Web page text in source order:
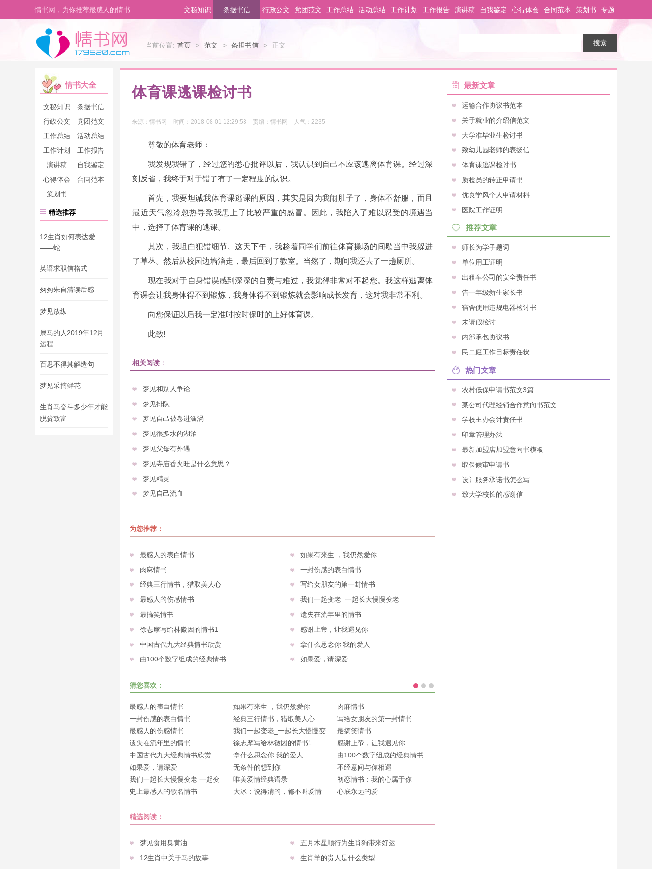
情书网，为你推荐最感人的情书 文秘知识 条据书信 行政公文 党团范文 工作总结 活动总结 工作计划 工作报告 演讲稿 自我鉴定 心得体会 合同范本 策划书 专题
当前位置: 首页 > 范文 > 条据书信 > 正文
情书大全
文秘知识
条据书信
行政公文
党团范文
工作总结
活动总结
工作计划
工作报告
演讲稿
自我鉴定
心得体会
合同范本
策划书
精选推荐
12生肖如何表达爱
——蛇
英语求职信格式
匆匆朱自清读后感
梦见放纵
属马的人2019年12月
运程
百思不得其解造句
梦见采摘鲜花
生肖马奋斗多少年才能
脱贫致富
体育课逃课检讨书
来源： 情书网 时间： 2018-08-01 12:29:53 责编： 情书网 人气： 2235
尊敬的体育老师：
我发现我错了，经过您的悉心批评以后，我认识到自己不应该逃离体育课。经过深
刻反省，我终于对于错了有了一定程度的认识。
首先，我要坦诚我体育课逃课的原因，其实是因为我闹肚子了，身体不舒服，而且
最近天气忽冷忽热导致我患上了比较严重的感冒。因此，我陷入了难以忍受的境遇当
中，选择了体育课的逃课。
其次，我坦白犯错细节。这天下午，我趁着同学们前往体育操场的间歇当中我躲进
了草丛。然后从校园边墙溜走，最后回到了教室。当然了，期间我还去了一趟厕所。
现在我对于自身错误感到深深的自责与难过，我觉得非常对不起您。我这样逃离体
育课会让我身体得不到锻炼，我身体得不到锻炼就会影响成长发育，这对我非常不利。
向您保证以后我一定准时按时保时的上好体育课。
此致!
相关阅读：
梦见和别人争论
梦见排队
梦见自己被卷进漩涡
梦见很多水的湖泊
梦见父母有外遇
梦见寺庙香火旺是什么意思？
梦见精灵
梦见自己流血
为您推荐：
最感人的表白情书
如果有来生 ，我仍然爱你
肉麻情书
一封伤感的表白情书
经典三行情书，猎取美人心
写给女朋友的第一封情书
最感人的伤感情书
我们一起变老_一起长大慢慢变老
最搞笑情书
遗失在流年里的情书
徐志摩写给林徽因的情书1
感谢上帝，让我遇见你
中国古代九大经典情书欣赏
拿什么思念你 我的爱人
由100个数字组成的经典情书
如果爱，请深爱
猜您喜欢：
最感人的表白情书 如果有来生 ，我仍然爱你
肉麻情书
一封伤感的表白情书
经典三行情书，猎取美人心
写给女朋友的第一封情书
最感人的伤感情书
我们一起变老_一起长大慢慢变
老
最搞笑情书
遗失在流年里的情书
徐志摩写给林徽因的情书1
感谢上帝，让我遇见你
中国古代九大经典情书欣赏
拿什么思念你 我的爱人
由100个数字组成的经典情书
如果爱，请深爱
无条件的想到你
不经意间与你相遇
我们一起长大慢慢变老 一起变
老
唯美爱情经典语录
初恋情书：我的心属于你
史上最感人的歌名情书
大冰：说得清的，都不叫爱情 心底永远的爱
精选阅读：
梦见食用臭黄油
五月木星顺行为生肖狗带来好运
12生肖中关于马的故事
生肖羊的贵人是什么类型
最新文章
运输合作协议书范本
关于就业的介绍信范文
大学准毕业生检讨书
致幼儿园老师的表扬信
体育课逃课检讨书
质检员的转正申请书
优良学风个人申请材料
医院工作证明
推荐文章
师长为学子题词
单位用工证明
出租车公司的安全责任书
告一年级新生家长书
宿舍使用违规电器检讨书
未请假检讨
内部承包协议书
民二庭工作目标责任状
热门文章
农村低保申请书范文3篇
某公司代理经销合作意向书范文
学校主办会计责任书
印章管理办法
最新加盟店加盟意向书模板
取保候审申请书
设计服务承诺书怎么写
致大学校长的感谢信